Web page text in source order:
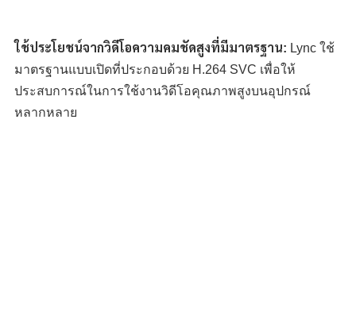
ใช้ประโยชน์จากวิดีโอความคมชัดสูงที่มีมาตรฐาน: Lync ใช้
มาตรฐานแบบเปิดที่ประกอบด้วย H.264 SVC เพื่อให้
ประสบการณ์ในการใช้งานวิดีโอคุณภาพสูงบนอุปกรณ์
หลากหลาย